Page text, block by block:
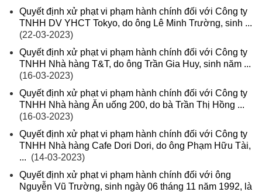
Quyết định xử phạt vi phạm hành chính đối với Công ty
TNHH DV YHCT Tokyo, do ông Lê Minh Trường, sinh ...
(22-03-2023)
Quyết định xử phạt vi phạm hành chính đối với Công ty
TNHH Nhà hàng T&T, do ông Trần Gia Huy, sinh năm ...
(16-03-2023)
Quyết định xử phạt vi phạm hành chính đối với Công ty
TNHH Nhà hàng Ăn uống 200, do bà Trần Thị Hồng ...
(16-03-2023)
Quyết định xử phạt vi phạm hành chính đối với Công ty
TNHH Nhà hàng Cafe Dori Dori, do ông Phạm Hữu Tài,
... (14-03-2023)
Quyết định xử phạt vi phạm hành chính đối với ông
Nguyễn Vũ Trường, sinh ngày 06 tháng 11 năm 1992, là